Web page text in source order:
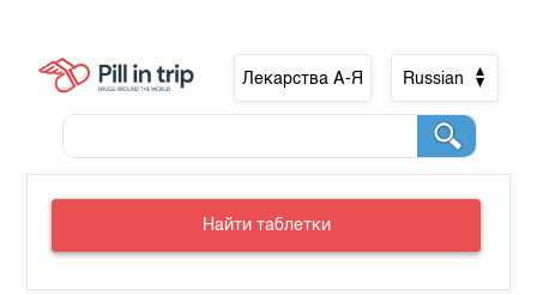
Лекарства А-Я Russian
Найти таблетки